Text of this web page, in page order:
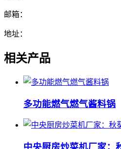
邮箱：
地址：
相关产品
多功能燃气燃气酱料锅
中央厨房炒菜机厂家：